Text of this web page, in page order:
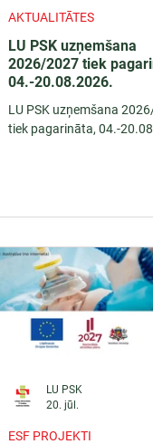
LU PSK uzņemšana
2026/2027 tiek
04.-20.08.2026.
LU PSK uzņemšana
tiek pagarināta, 04.-
AKTUALITĀTES
ESF PROJEKTI
LU PSK
20. jūl.